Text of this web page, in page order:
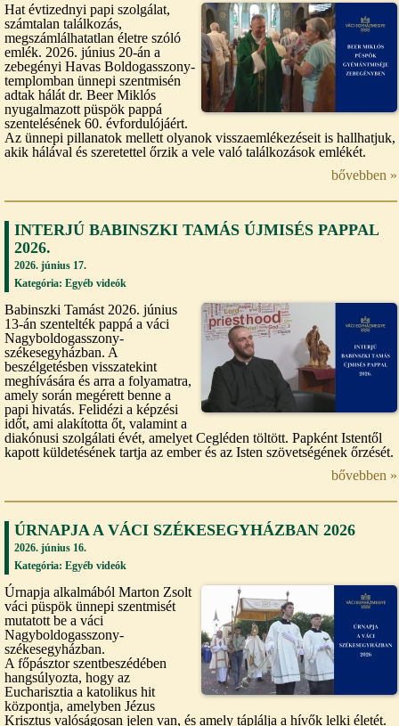
Hat évtizednyi papi szolgálat,
számtalan találkozás,
megszámlálhatatlan életre szóló
emlék. 2026. június 20-án a
zebegényi Havas Boldogasszony-
templomban ünnepi szentmisén
adtak hálát dr. Beer Miklós
nyugalmazott püspök pappá
szentelésének 60. évfordulójáért.
Az ünnepi pillanatok mellett olyanok visszaemlékezéseit is hallhatjuk,
akik hálával és szeretettel őrzik a vele való találkozások emlékét.
bővebben »
INTERJÚ BABINSZKI TAMÁS ÚJMISÉS PAPPAL
2026.
2026. június 17.
Kategória: Egyéb videók
Babinszki Tamást 2026. június
13-án szentelték pappá a váci
Nagyboldogasszony-
székesegyházban. A
beszélgetésben visszatekint
meghívására és arra a folyamatra,
amely során megérett benne a
papi hivatás. Felidézi a képzési
időt, ami alakította őt, valamint a
diakónusi szolgálati évét, amelyet Cegléden töltött. Papként Istentől
kapott küldetésének tartja az ember és az Isten szövetségének őrzését.
bővebben »
ÚRNAPJA A VÁCI SZÉKESEGYHÁZBAN 2026
2026. június 16.
Kategória: Egyéb videók
Úrnapja alkalmából Marton Zsolt
váci püspök ünnepi szentmisét
mutatott be a váci
Nagyboldogasszony-
székesegyházban.
A főpásztor szentbeszédében
hangsúlyozta, hogy az
Eucharisztia a katolikus hit
központja, amelyben Jézus
Krisztus valóságosan jelen van, és amely táplálja a hívők lelki életét.